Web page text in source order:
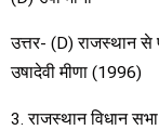
उत्तर- (D) राजस्थान
उषादेवी मीणा (1996)
3. राजस्थान विधान